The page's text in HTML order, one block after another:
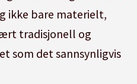
ikke bare materielt,
tradisjonell og
som det sannsynligvis